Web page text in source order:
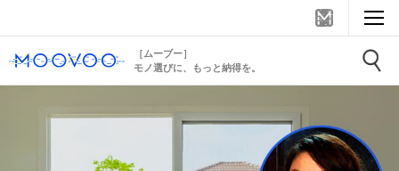
［ムーブー］
モノ選びに、もっと納得を。